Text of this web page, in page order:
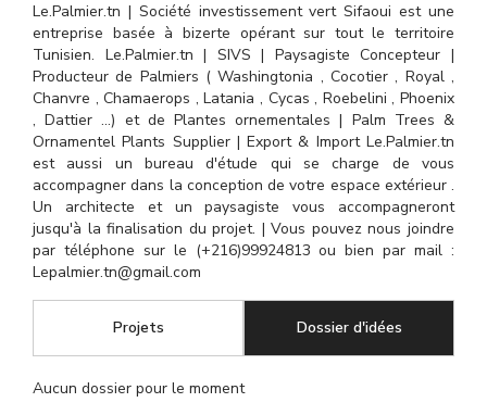
Le.Palmier.tn | Société investissement vert Sifaoui est une
entreprise basée à bizerte opérant sur tout le territoire
Tunisien. Le.Palmier.tn | SIVS | Paysagiste Concepteur |
Producteur de Palmiers ( Washingtonia , Cocotier , Royal ,
Chanvre , Chamaerops , Latania , Cycas , Roebelini , Phoenix
, Dattier ...) et de Plantes ornementales | Palm Trees &
Ornamentel Plants Supplier | Export & Import Le.Palmier.tn
est aussi un bureau d'étude qui se charge de vous
accompagner dans la conception de votre espace extérieur .
Un architecte et un paysagiste vous accompagneront
jusqu'à la finalisation du projet. | Vous pouvez nous joindre
par téléphone sur le (+216)99924813 ou bien par mail :
Lepalmier.tn@gmail.com
Projets Dossier d'idées
Aucun dossier pour le moment